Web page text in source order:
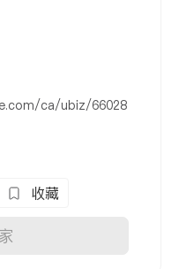
ca/ubiz/66028
收藏